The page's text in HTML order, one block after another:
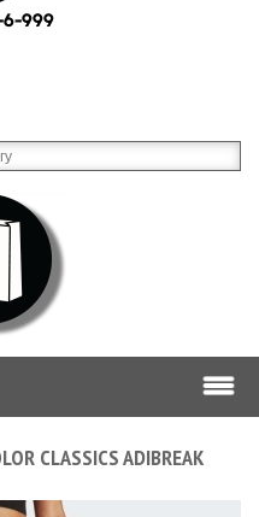
6-999
CLASSICS ADIBREAK